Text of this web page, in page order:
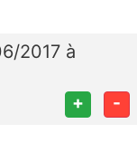
2017 à
+ -